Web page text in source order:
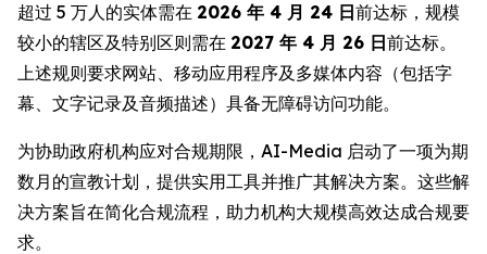
超过 5 万人的实体需在 2026 年 4 月 24 日前达标，规模
较小的辖区及特别区则需在 2027 年 4 月 26 日前达标。
上述规则要求网站、移动应用程序及多媒体内容（包括字
幕、文字记录及音频描述）具备无障碍访问功能。
为协助政府机构应对合规期限，AI-Media 启动了一项为期
数月的宣教计划，提供实用工具并推广其解决方案。这些解
决方案旨在简化合规流程，助力机构大规模高效达成合规要
求。